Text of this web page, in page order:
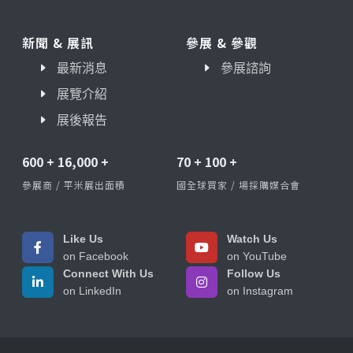
新聞 & 展訊
最新消息
展覽介紹
展後報告
參展 & 參觀
參展諮詢
600 + 16,000 +
參展商 / 平米展出面積
70 + 100 +
國全球買家 / 場採購媒合會
Like Us
on Facebook
Watch Us
on YouTube
Connect With Us
on LinkedIn
Follow Us
on Instagram